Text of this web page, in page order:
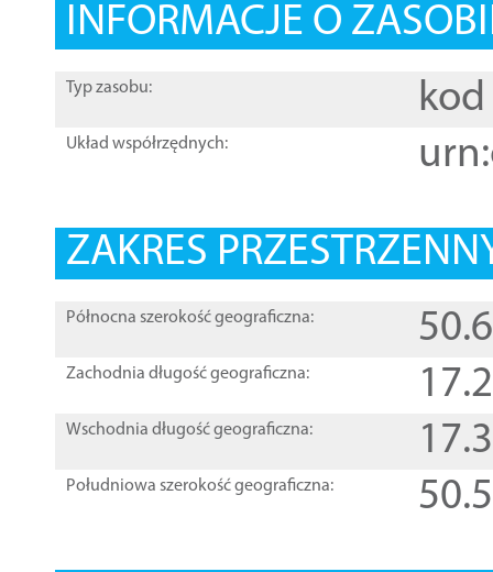
INFORMACJE O
Typ zasobu: kod
Układ współrzędnych:
ZAKRES
Północna szerokość geograficzna:
Zachodnia długość geograficzna:
Wschodnia długość geograficzna:
Południowa szerokość geograficzna: